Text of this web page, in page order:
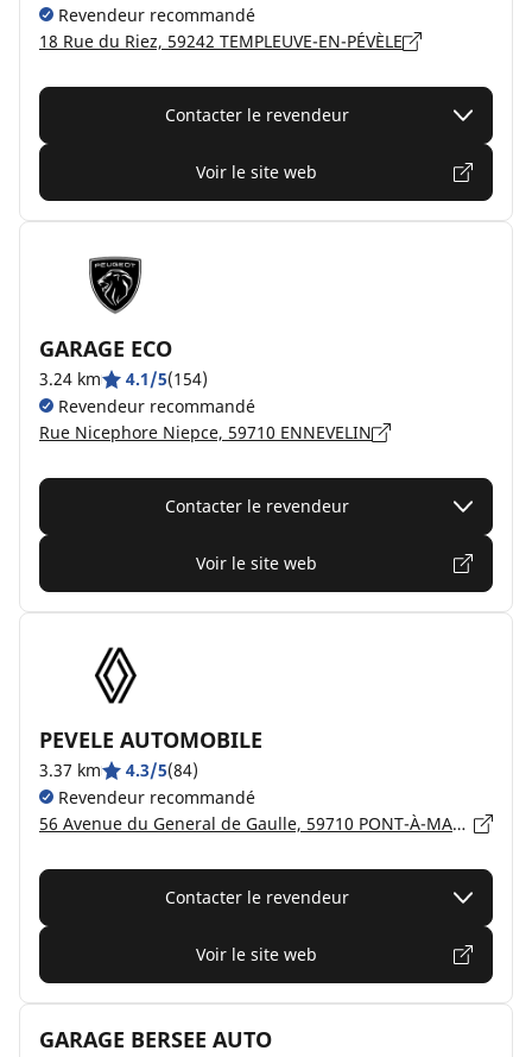
Revendeur recommandé
18 Rue du Riez, 59242 TEMPLEUVE-EN-PÉVÈLE
Contacter le revendeur
Voir le site web
GARAGE ECO
3.24 km 4.1/5(154)
Revendeur recommandé
Rue Nicephore Niepce, 59710 ENNEVELIN
Contacter le revendeur
Voir le site web
PEVELE AUTOMOBILE
3.37 km 4.3/5(84)
Revendeur recommandé
56 Avenue du General de Gaulle, 59710 PONT-À-MARCQ
Contacter le revendeur
Voir le site web
GARAGE BERSEE AUTO